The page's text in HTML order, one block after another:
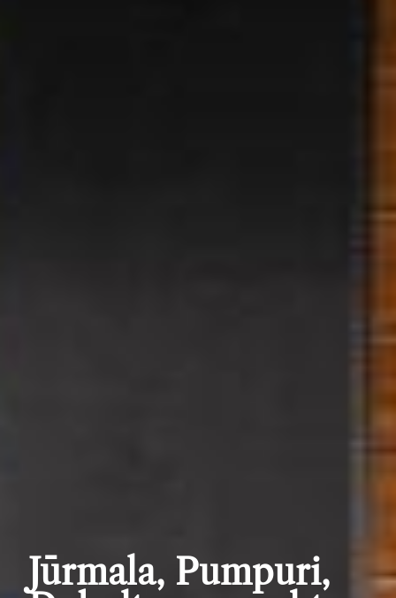
Jūrmala, Pumpuri,